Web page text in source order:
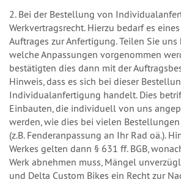
2. Bei der Bestellung von
Werkvertragsrecht. Hierzu bedarf es
Auftrages zur Anfertigung. Teilen Sie
welche Anpassungen vorgenommen
bestätigten dies dann mit der
Hinweis, dass es sich bei dieser
Individualanfertigung handelt. Dies
Einbauten, die individuell von uns
werden, wie dies bei vielen
(z.B. Fenderanpassung an Ihr Rad oä.).
Werkes gelten dann § 631 ff. BGB,
Werk abnehmen muss, Mängel
und Delta Custom Bikes ein Recht zur